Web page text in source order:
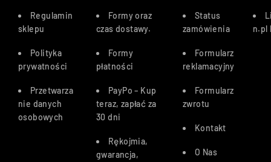
Regulamin
sklepu
Polityka
prywatności
Przetwarza
nie danych
osobowych
Formy oraz
czas dostawy.
Formy
płatności
PayPo – Kup
teraz, zapłać za
30 dni
Rękojmia,
gwarancja,
Status
zamówienia
Formularz
reklamacyjny
Formularz
zwrotu
Kontakt
O Nas
n.pl